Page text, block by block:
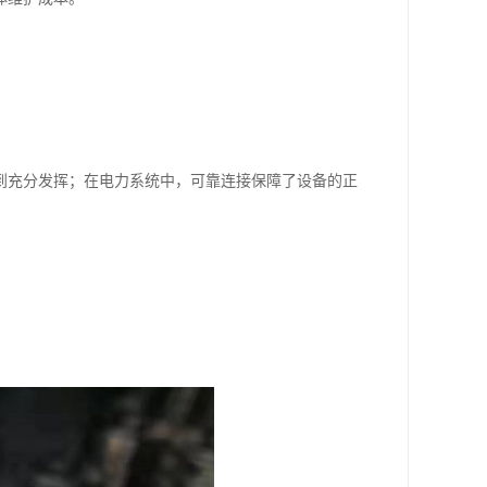
分发挥；在电力系统中，可靠连接保障了设备的正